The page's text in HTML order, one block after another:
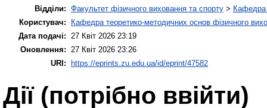
Відділи: Факультет фізичного виховання та спорту > Кафедра
Користувач:
Кафедра теоретико-методичних основ фізичного
Дата подачі:
27 Квіт 2026 23:19
Оновлення:
27 Квіт 2026 23:26
URI: https://eprints.zu.edu.ua/id/eprint/47582
Дії ​​(потрібно ввійти)